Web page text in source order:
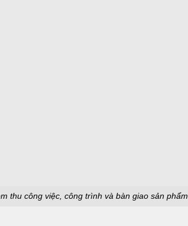
thu công việc, công trình và bàn giao sản phẩm